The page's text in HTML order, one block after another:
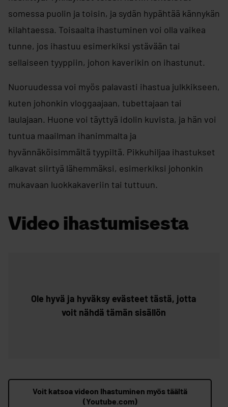
somessa puolin ja toisin, ja sydän hypähtää kännykän
kilahtaessa. Toisaalta ihastuminen voi olla vaikea
tunne, jos ihastuu esimerkiksi ystävään tai
sellaiseen tyyppiin, johon kaverikin on ihastunut.
Nuoruudessa voi myös palavasti ihastua julkkikseen,
kuten johonkin vloggaajaan, tubettajaan tai
laulajaan. Huone voi täyttyä idolin kuvista, ja hän voi
tuntua maailman ihanimmalta ja
hyvännäköisimmältä tyypiltä. Pikkuhiljaa ihastukset
alkavat siirtyä lähemmäksi, esimerkiksi johonkin
mukavaan luokkakaveriin tai tuttuun.
Video ihastumisesta
Ole hyvä ja hyväksy evästeet tästä, jotta
voit nähdä tämän sisällön
Voit katsoa videon Ihastuminen myös täältä
(Youtube.com)